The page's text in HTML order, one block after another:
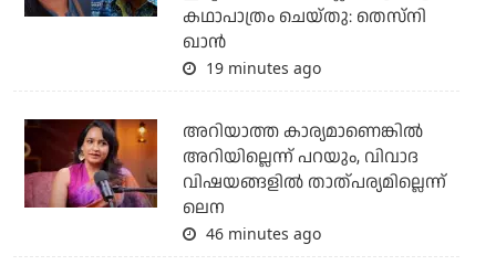
കഥാപാത്രം ചെയ്തു: തെസ്നി
ഖാൻ
19 minutes ago
അറിയാത്ത കാര്യമാണെങ്കിൽ
അറിയില്ലെന്ന് പറയും, വിവാദ
വിഷയങ്ങളിൽ താത്പര്യമില്ലെന്ന്
ലെന
46 minutes ago